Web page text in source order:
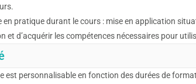
en pratique durant le cours : mise en application
et d’acquérir les compétences nécessaires pour
est personnalisable en fonction des durées de